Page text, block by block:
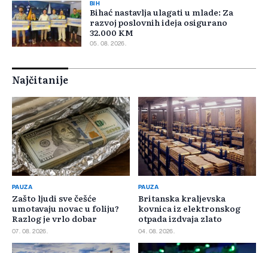
BIH
Bihać nastavlja ulagati u mlade: Za
razvoj poslovnih ideja osigurano
32.000 KM
05. 08. 2026.
Najčitanije
PAUZA
Zašto ljudi sve češće
umotavaju novac u foliju?
Razlog je vrlo dobar
07. 08. 2026.
PAUZA
Britanska kraljevska
kovnica iz elektronskog
otpada izdvaja zlato
04. 08. 2026.